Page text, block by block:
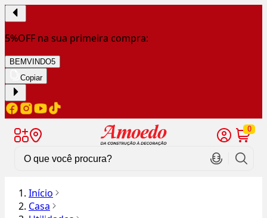
5%OFF na sua primeira compra:
BEMVINDO5
Copiar
0
Início
Casa